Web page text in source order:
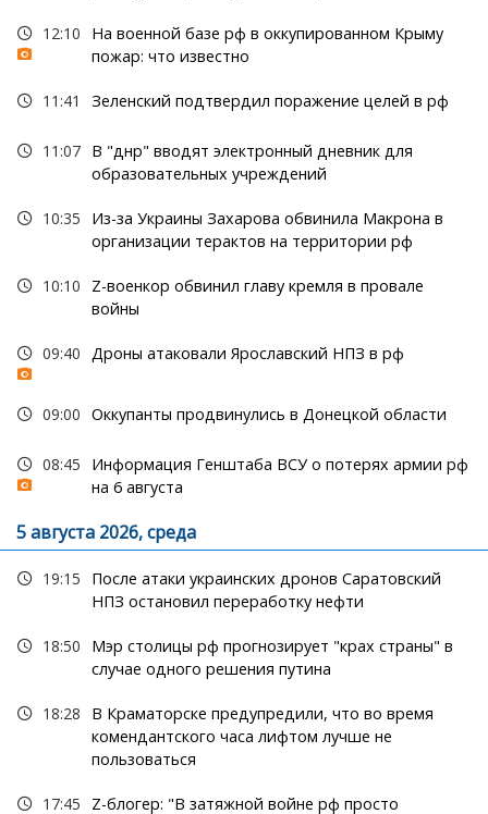
12:10
На военной базе рф в оккупированном Крыму
пожар: что известно
11:41 Зеленский подтвердил поражение целей в рф
11:07 В "днр" вводят электронный дневник для
образовательных учреждений
10:35
Из-за Украины Захарова обвинила Макрона в
организации терактов на территории рф
10:10
Z-военкор обвинил главу кремля в провале
войны
09:40 Дроны атаковали Ярославский НПЗ в рф
09:00 Оккупанты продвинулись в Донецкой области
08:45
Информация Генштаба ВСУ о потерях армии рф
на 6 августа
5 августа 2026, среда
19:15
После атаки украинских дронов Саратовский
НПЗ остановил переработку нефти
18:50
Мэр столицы рф прогнозирует "крах страны" в
случае одного решения путина
18:28
В Краматорске предупредили, что во время
комендантского часа лифтом лучше не
пользоваться
17:45 Z-блогер: "В затяжной войне рф просто